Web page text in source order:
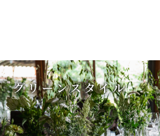
グリーンスタイル